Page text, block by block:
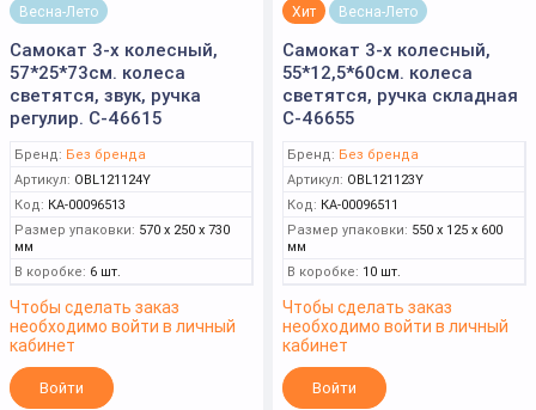
Весна-Лето
Самокат 3-х колесный,
57*25*73см. колеса
светятся, звук, ручка
регулир. С-46615
Бренд: Без бренда
Артикул: OBL121124Y
Код: КА-00096513
Размер упаковки: 570 x 250 x 730
мм
В коробке: 6 шт.
Чтобы сделать заказ
необходимо войти в личный
кабинет
Войти
Хит Весна-Лето
Самокат 3-х колесный,
55*12,5*60см. колеса
светятся, ручка складная
С-46655
Бренд: Без бренда
Артикул: OBL121123Y
Код: КА-00096511
Размер упаковки: 550 x 125 x 600
мм
В коробке: 10 шт.
Чтобы сделать заказ
необходимо войти в личный
кабинет
Войти